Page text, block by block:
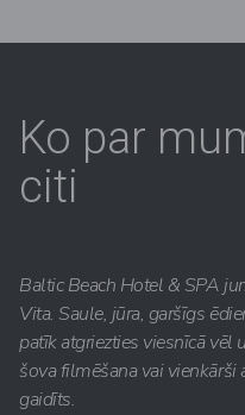
Ko par
citi
Baltic Beach Hotel & SPA
Vita. Saule, jūra, garšīgs
patīk atgriezties viesnīcā vēl
šova filmēšana vai
gaidīts.